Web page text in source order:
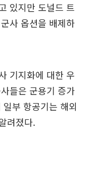
있지만 도널드 트
사 옵션을 배제하
기지화에 대한 우
들은 군용기 증가
부 항공기는 해외
려졌다.